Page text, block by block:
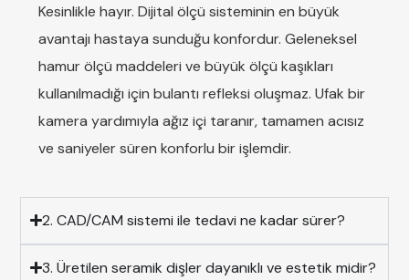
Kesinlikle hayır. Dijital ölçü sisteminin en büyük
avantajı hastaya sunduğu konfordur. Geleneksel
hamur ölçü maddeleri ve büyük ölçü kaşıkları
kullanılmadığı için bulantı refleksi oluşmaz. Ufak bir
kamera yardımıyla ağız içi taranır, tamamen acısız
ve saniyeler süren konforlu bir işlemdir.
2. CAD/CAM sistemi ile tedavi ne kadar sürer?
3. Üretilen seramik dişler dayanıklı ve estetik midir?